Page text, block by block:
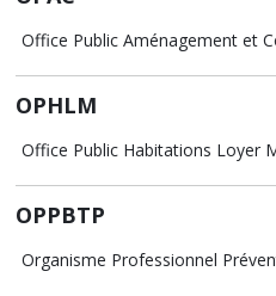
Office Public Aménagement et
OPHLM
Office Public Habitations Loyer
OPPBTP
Organisme Professionnel